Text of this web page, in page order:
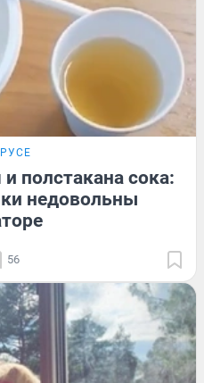
полстакана сока:
недовольны
56